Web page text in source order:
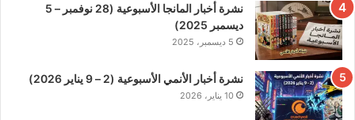
نشرة أخبار المانجا الأسبوعية (28 نوفمبر – 5
ديسمبر 2025)
5 ديسمبر، 2025
نشرة أخبار الأنمي الأسبوعية (2 – 9 يناير 2026)
10 يناير، 2026